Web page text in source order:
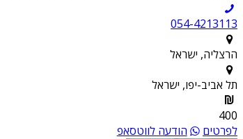
054-4213113
הרצליה, ישראל
תל אביב-יפו, ישראל
400
לפרטים
הודעה לווטסאפ